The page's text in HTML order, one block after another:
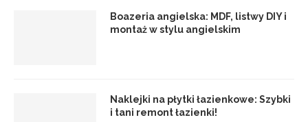
Boazeria angielska: MDF, listwy DIY i
montaż w stylu angielskim
Naklejki na płytki łazienkowe: Szybki
i tani remont łazienki!